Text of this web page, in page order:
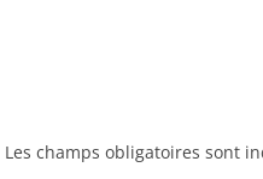
Les champs obligatoires sont